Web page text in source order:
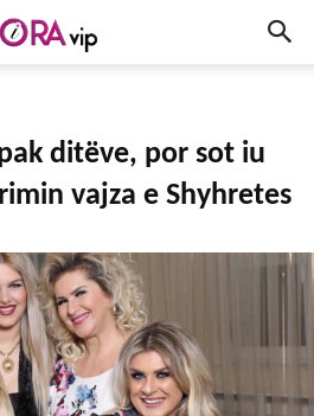
ditëve, por sot iu
vajza e Shyhretes